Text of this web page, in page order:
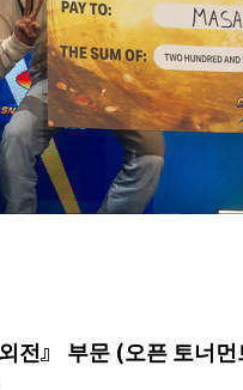
전』 부문 (오픈 토너먼